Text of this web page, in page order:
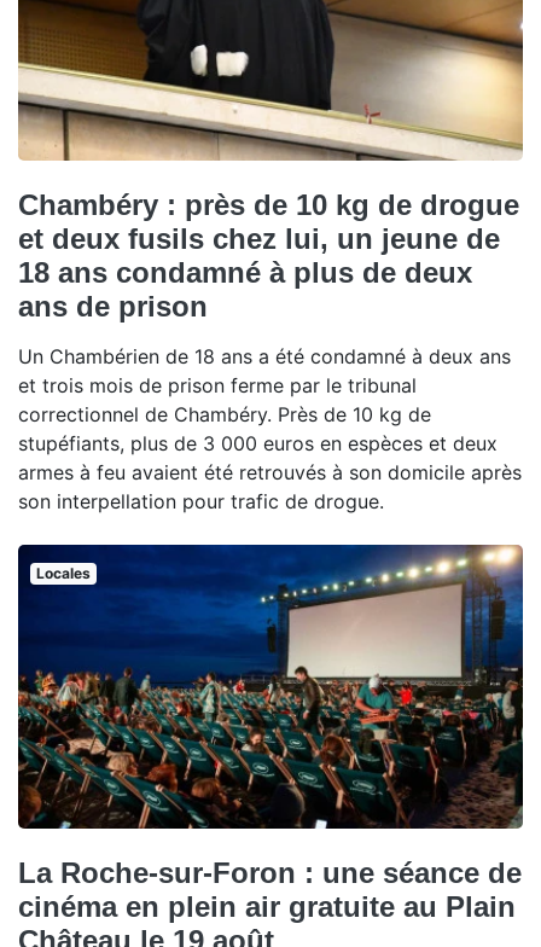
Chambéry : près de 10 kg de drogue
et deux fusils chez lui, un jeune de
18 ans condamné à plus de deux
ans de prison
Un Chambérien de 18 ans a été condamné à deux ans
et trois mois de prison ferme par le tribunal
correctionnel de Chambéry. Près de 10 kg de
stupéfiants, plus de 3 000 euros en espèces et deux
armes à feu avaient été retrouvés à son domicile après
son interpellation pour trafic de drogue.
Locales
La Roche-sur-Foron : une séance de
cinéma en plein air gratuite au Plain
Château le 19 août